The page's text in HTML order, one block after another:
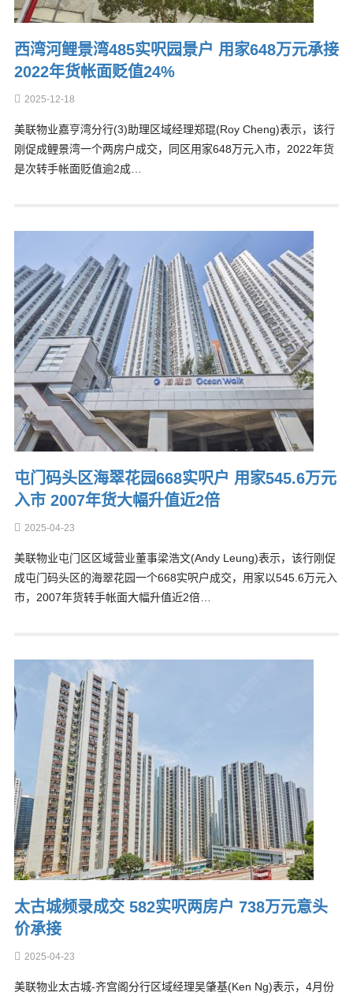
西湾河鲤景湾485实呎园景户 用家648万元承接
2022年货帐面贬值24%
2025-12-18
美联物业嘉亨湾分行(3)助理区域经理郑琨(Roy Cheng)表示，该行
刚促成鲤景湾一个两房户成交，同区用家648万元入市，2022年货
是次转手帐面贬值逾2成…
屯门码头区海翠花园668实呎户 用家545.6万元
入市 2007年货大幅升值近2倍
2025-04-23
美联物业屯门区区域营业董事梁浩文(Andy Leung)表示，该行刚促
成屯门码头区的海翠花园一个668实呎户成交，用家以545.6万元入
市，2007年货转手帐面大幅升值近2倍…
太古城频录成交 582实呎两房户 738万元意头
价承接
2025-04-23
美联物业太古城-齐宫阁分行区域经理吴肇基(Ken Ng)表示，4月份